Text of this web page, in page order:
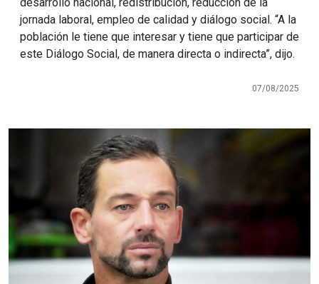
jornada laboral, empleo de calidad y diálogo social. “A la
población le tiene que interesar y tiene que participar de
este Diálogo Social, de manera directa o indirecta”, dijo.
07/08/2025